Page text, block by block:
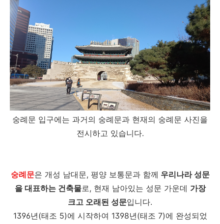
숭례문 입구에는 과거의 숭례문과 현재의 숭례문 사진을
전시하고 있습니다.
숭례문은 개성 남대문, 평양 보통문과 함께 우리나라 성문
을 대표하는 건축물로, 현재 남아있는 성문 가운데 가장
크고 오래된 성문입니다.
1396년(태조 5)에 시작하여 1398년(태조 7)에 완성되었